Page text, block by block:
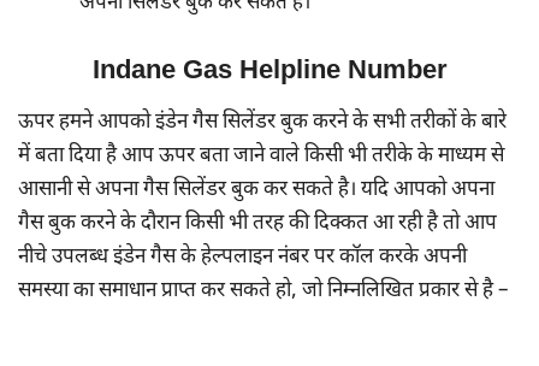
Indane Gas Helpline Number
ऊपर हमने आपको इंडेन गैस सिलेंडर बुक करने के सभी तरीकों के बारे
में बता दिया है आप ऊपर बता जाने वाले किसी भी तरीके के माध्यम से
आसानी से अपना गैस सिलेंडर बुक कर सकते है। यदि आपको अपना
गैस बुक करने के दौरान किसी भी तरह की दिक्कत आ रही है तो आप
नीचे उपलब्ध इंडेन गैस के हेल्पलाइन नंबर पर कॉल करके अपनी
समस्या का समाधान प्राप्त कर सकते हो, जो निम्नलिखित प्रकार से है –